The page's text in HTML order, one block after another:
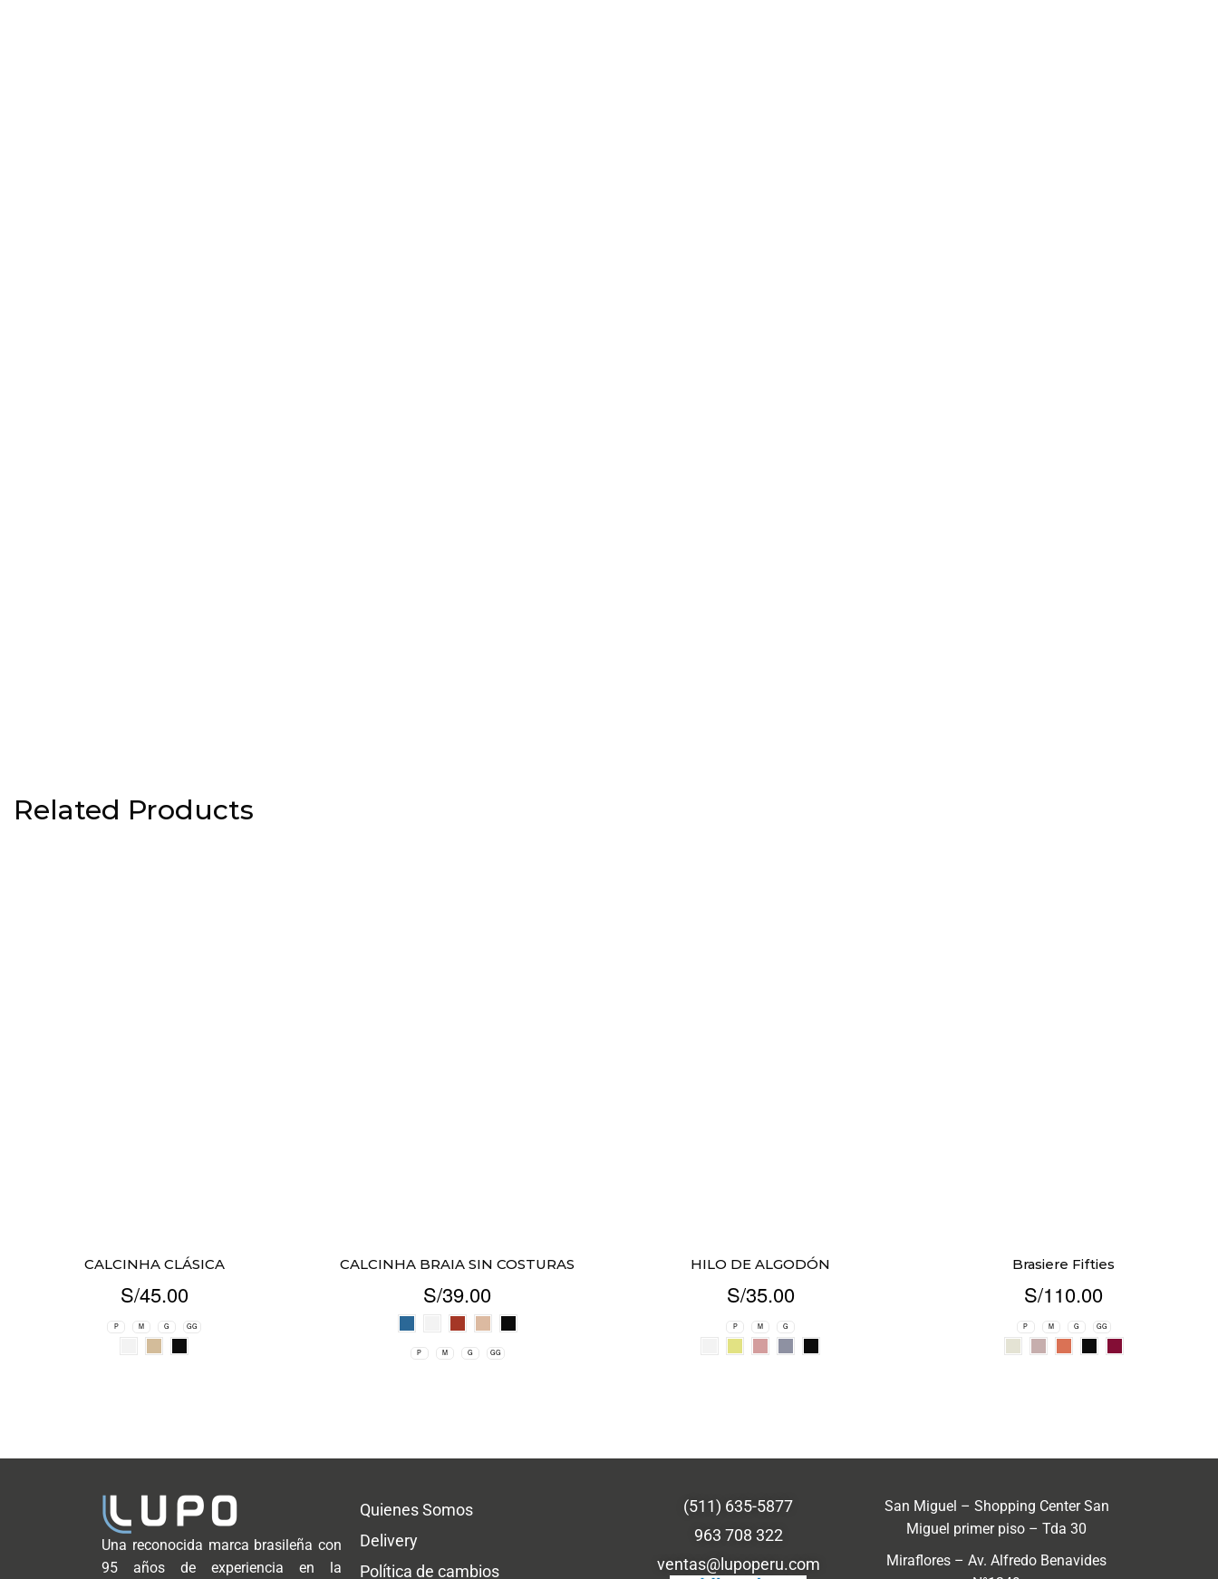
Related Products
CALCINHA CLÁSICA
S/45.00
P M G GG
CALCINHA BRAIA SIN COSTURAS
S/39.00
P M G GG
HILO DE ALGODÓN
S/35.00
P M G
Brasiere Fifties
S/110.00
P M G GG
Una reconocida marca brasileña con
95 años de experiencia en la
Quienes Somos
Delivery
Política de cambios
(511) 635-5877
963 708 322
ventas@lupoperu.com
San Miguel – Shopping Center San
Miguel primer piso – Tda 30
Miraflores – Av. Alfredo Benavides